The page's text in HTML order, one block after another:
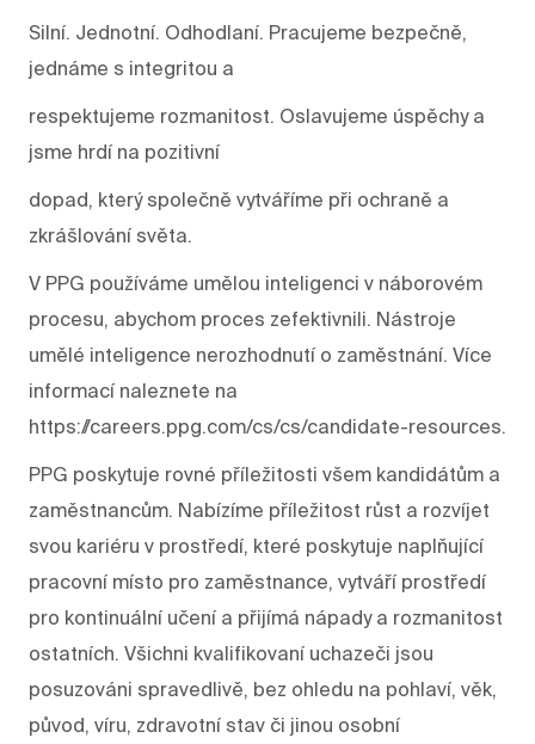
Silní. Jednotní. Odhodlaní. Pracujeme bezpečně,
jednáme s integritou a
respektujeme rozmanitost. Oslavujeme úspěchy a
jsme hrdí na pozitivní
dopad, který společně vytváříme při ochraně a
zkrášlování světa.
V PPG používáme umělou inteligenci v náborovém
procesu, abychom proces zefektivnili. Nástroje
umělé inteligence nerozhodnutí o zaměstnání. Více
informací naleznete na
https://careers.ppg.com/cs/cs/candidate-resources.
PPG poskytuje rovné příležitosti všem kandidátům a
zaměstnancům. Nabízíme příležitost růst a rozvíjet
svou kariéru v prostředí, které poskytuje naplňující
pracovní místo pro zaměstnance, vytváří prostředí
pro kontinuální učení a přijímá nápady a rozmanitost
ostatních. Všichni kvalifikovaní uchazeči jsou
posuzováni spravedlivě, bez ohledu na pohlaví, věk,
původ, víru, zdravotní stav či jinou osobní